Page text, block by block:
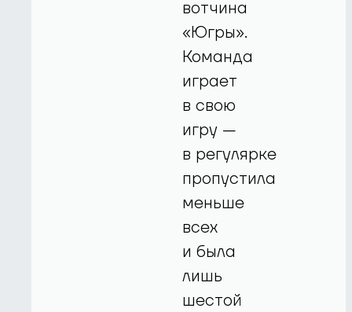
вотчина
«Югры».
Команда
играет
в свою
игру —
в регулярке
пропустила
меньше
всех
и была
лишь
шестой